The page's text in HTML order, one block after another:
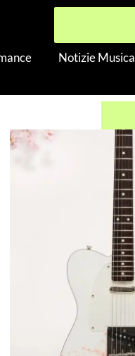
Notizie Musica